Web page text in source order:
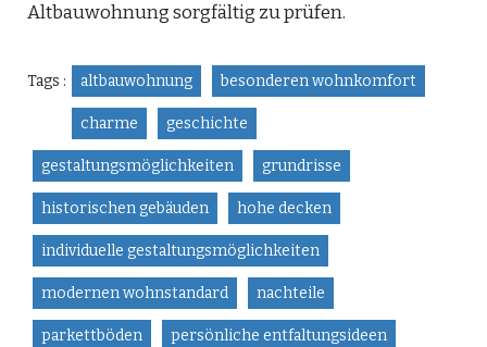
Altbauwohnung sorgfältig zu prüfen.
Tags : altbauwohnung besonderen wohnkomfort
charme geschichte
gestaltungsmöglichkeiten grundrisse
historischen gebäuden hohe decken
individuelle gestaltungsmöglichkeiten
modernen wohnstandard nachteile
parkettböden persönliche entfaltungsideen